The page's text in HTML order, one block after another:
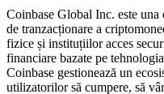
Coinbase Global Inc. este
de tranzacționare a
fizice și instituțiilor acces
financiare bazate pe
Coinbase gestionează un
utilizatorilor să cumpere, să